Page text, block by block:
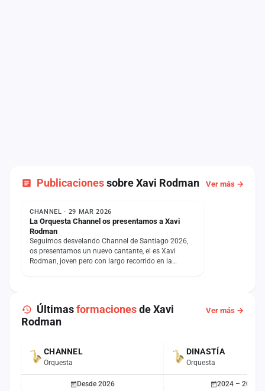
Publicacionessobre Xavi Rodman Ver más →
NOTICIA
CHANNEL · 29 MAR 2026
La Orquesta Channel os presentamos a Xavi
Rodman
Seguimos desvelando Channel de Santiago 2026,
os presentamos un nuevo cantante, el es Xavi
Rodman, joven pero con largo recorrido en la
Últimasformacionesde Xavi
Rodman
Ver más →
ACTUALCHANNEL
Orquesta
Desde 2026
DINASTÍA
Orquesta
2024 – 2025